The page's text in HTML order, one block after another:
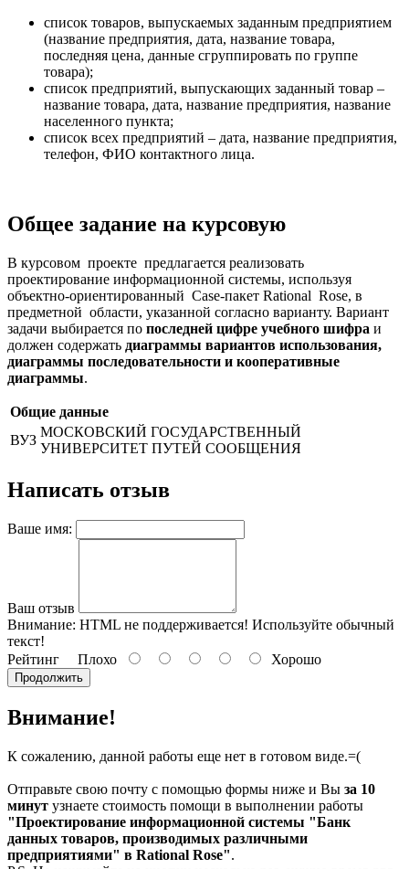
список товаров, выпускаемых заданным предприятием
(название предприятия, дата, название товара,
последняя цена, данные сгруппировать по группе
товара);
список предприятий, выпускающих заданный товар –
название товара, дата, название предприятия, название
населенного пункта;
список всех предприятий – дата, название предприятия,
телефон, ФИО контактного лица.
Общее задание на курсовую
В курсовом проекте предлагается реализовать
проектирование информационной системы, используя
объектно-ориентированный Cаse-пакет Rational Rose, в
предметной области, указанной согласно варианту. Вариант
задачи выбирается по последней цифре учебного шифра и
должен содержать диаграммы вариантов использования,
диаграммы последовательности и кооперативные
диаграммы.
Общие данные
ВУЗ
МОСКОВСКИЙ ГОСУДАРСТВЕННЫЙ
УНИВЕРСИТЕТ ПУТЕЙ СООБЩЕНИЯ
Написать отзыв
Ваше имя:
Ваш отзыв
Внимание: HTML не поддерживается! Используйте обычный
текст!
Рейтинг Плохо Хорошо
Продолжить
Внимание!
К сожалению, данной работы еще нет в готовом виде.=(
Отправьте свою почту с помощью формы ниже и Вы за 10
минут узнаете стоимость помощи в выполнении работы
"Проектирование информационной системы "Банк
данных товаров, производимых различными
предприятиями" в Rational Rose".